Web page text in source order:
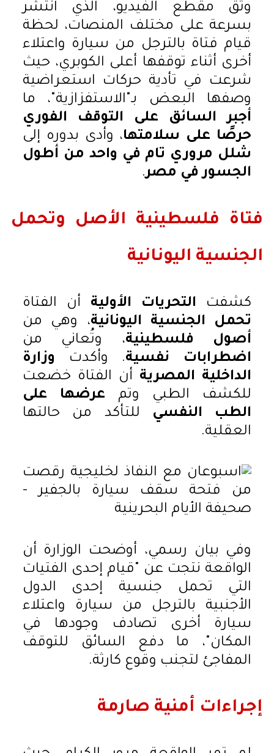
وثق مقطع الفيديو، الذي انتشر
بسرعة على مختلف المنصات، لحظة
قيام فتاة بالترجل من سيارة واعتلاء
أخرى أثناء توقفها أعلى الكوبري، حيث
شرعت في تأدية حركات استعراضية
وصفها البعض بـ"الاستفزازية"، ما
أجبر السائق على التوقف الفوري
حرصًا على سلامتها، وأدى بدوره إلى
شلل مروري تام في واحد من أطول
الجسور في مصر.
فتاة فلسطينية الأصل وتحمل
الجنسية اليونانية
كشفت التحريات الأولية أن الفتاة
تحمل الجنسية اليونانية، وهي من
أصول فلسطينية، وتُعاني من
اضطرابات نفسية. وأكدت وزارة
الداخلية المصرية أن الفتاة خضعت
للكشف الطبي وتم عرضها على
الطب النفسي للتأكد من حالتها
العقلية.
وفي بيان رسمي، أوضحت الوزارة أن
الواقعة نتجت عن "قيام إحدى الفتيات
التي تحمل جنسية إحدى الدول
الأجنبية بالترجل من سيارة واعتلاء
سيارة أخرى تصادف وجودها في
المكان"، ما دفع السائق للتوقف
المفاجئ لتجنب وقوع كارثة.
إجراءات أمنية صارمة